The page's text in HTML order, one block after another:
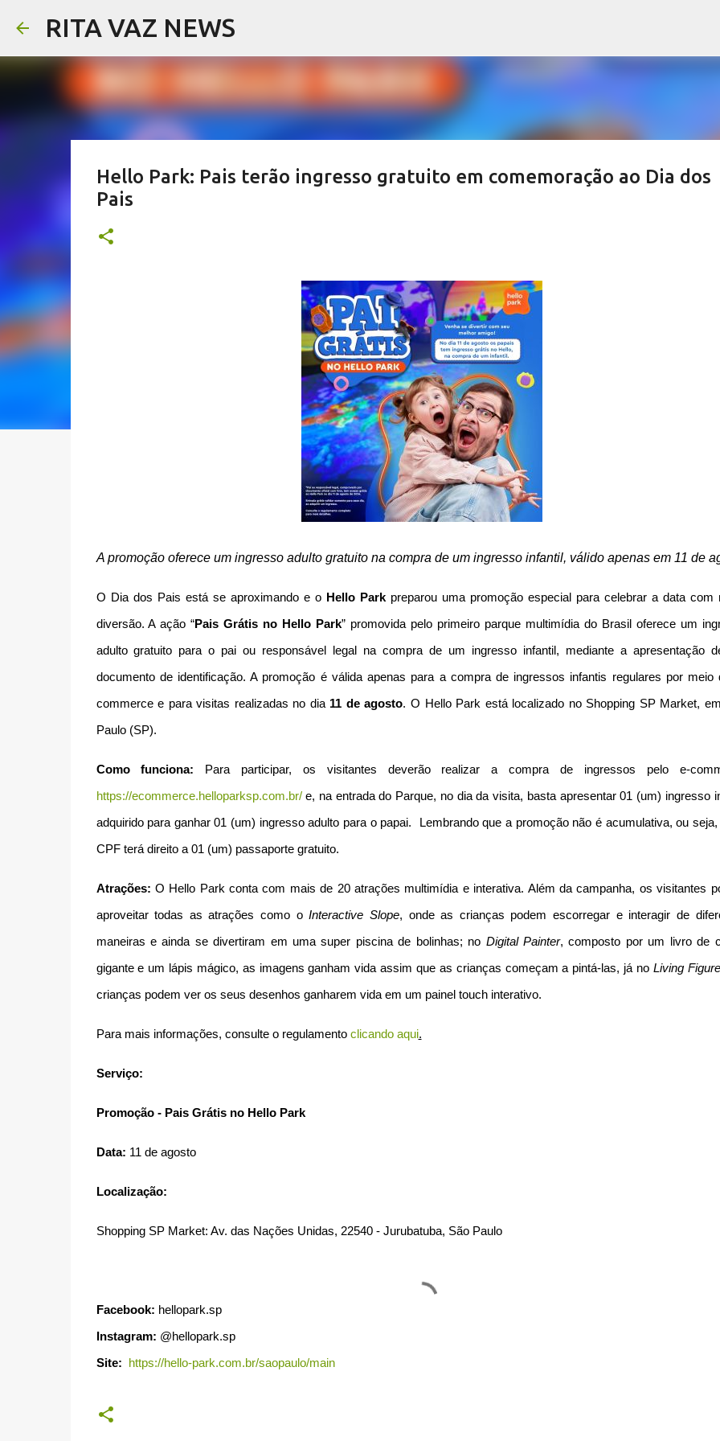
RITA VAZ NEWS
Hello Park: Pais terão ingresso gratuito em comemoração ao Dia dos
Pais
A promoção oferece um ingresso adulto gratuito na compra de um ingresso infantil, válido apenas em 11 de
O Dia dos Pais está se aproximando e o Hello Parkpreparou uma promoção especial para celebrar a data com
diversão. A ação “Pais Grátis no Hello Park” promovida pelo primeiro parque multimídia do Brasil oferece um
adulto gratuito para o pai ou responsável legal na compra de um ingresso infantil, mediante a apresentação
documento de identificação. A promoção é válida apenas para a compra de ingressos infantis regulares por meio
commerce e para visitas realizadas no dia 11 de agosto. O Hello Park está localizado no Shopping SP Market,
Paulo (SP).
Como funciona: Para participar, os visitantes deverão realizar a compra de ingressos pelo e-
https://ecommerce.helloparksp.com.br/e, na entrada do Parque, no dia da visita, basta apresentar 01 (um) ingresso
adquirido para ganhar 01 (um) ingresso adulto para o papai. Lembrando que a promoção não é acumulativa, ou
CPF terá direito a 01 (um) passaporte gratuito.
Atrações: O Hello Park conta com mais de 20 atrações multimídia e interativa. Além da campanha, os visitantes
aproveitar todas as atrações como oInteractive Slope, onde as crianças podem escorregar e interagir de
maneiras e ainda se divertiram em uma super piscina de bolinhas; no Digital Painter, composto por um livro de
gigante e um lápis mágico, as imagens ganham vida assim que as crianças começam a pintá-las, já no Living
crianças podem ver os seus desenhos ganharem vida em um painel touch interativo.
Para mais informações, consulte o regulamento clicando aqui.
Serviço:
Promoção - Pais Grátis no Hello Park
Data: 11 de agosto
Localização:
Shopping SP Market: Av. das Nações Unidas, 22540 - Jurubatuba, São Paulo
Facebook: hellopark.sp
Instagram: @hellopark.sp
Site: https://hello-park.com.br/saopaulo/main